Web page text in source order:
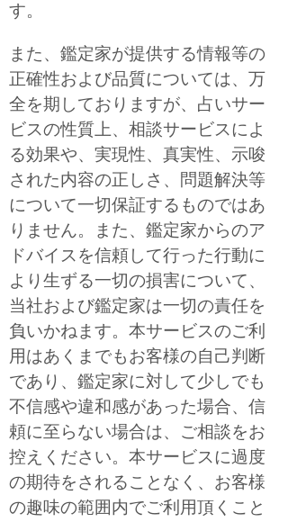
す。
また、鑑定家が提供する情報等の
正確性および品質については、万
全を期しておりますが、占いサー
ビスの性質上、相談サービスによ
る効果や、実現性、真実性、示唆
された内容の正しさ、問題解決等
について一切保証するものではあ
りません。また、鑑定家からのア
ドバイスを信頼して行った行動に
より生ずる一切の損害について、
当社および鑑定家は一切の責任を
負いかねます。本サービスのご利
用はあくまでもお客様の自己判断
であり、鑑定家に対して少しでも
不信感や違和感があった場合、信
頼に至らない場合は、ご相談をお
控えください。本サービスに過度
の期待をされることなく、お客様
の趣味の範囲内でご利用頂くこと